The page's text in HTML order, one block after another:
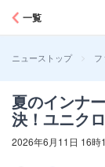
一覧
ニューストップ > フ
夏のインナ
決！ユニク
2026年6月11日 16時